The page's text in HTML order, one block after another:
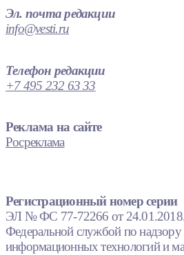
Эл. почта редакции
info@vesti.ru
Телефон редакции
+7 495 232 63 33
Реклама на сайте
Росреклама
Регистрационный номер серии
ЭЛ № ФС 77-72266 от 24.01.2018.
Федеральной службой по надзору
информационных технологий и